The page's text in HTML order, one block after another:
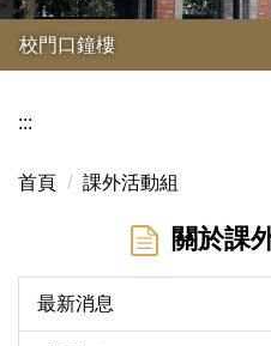
校門口鐘樓
:::
首頁 課外活動組
關於課
最新消息